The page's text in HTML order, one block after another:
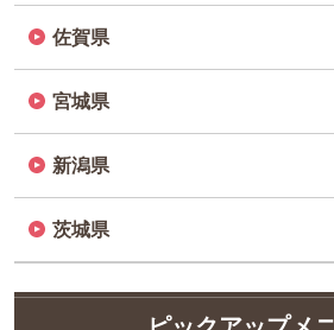
佐賀県
宮城県
新潟県
茨城県